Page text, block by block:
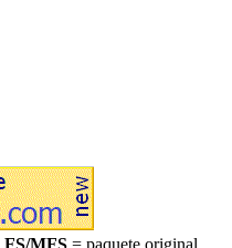
FS/MFS = paquete original